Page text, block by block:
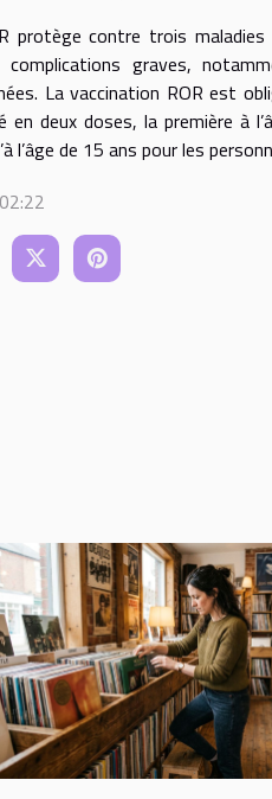
protège contre trois
complications graves,
La vaccination ROR est
en deux doses, la première à
l’âge de 15 ans pour les